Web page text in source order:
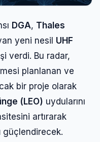
DGA, Thales
yeni nesil UHF
verdi. Bu radar,
planlanan ve
bir proje olarak
(LEO) uydularını
artırarak
güçlendirecek.